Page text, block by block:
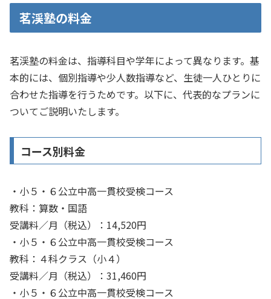
茗渓塾の料金
茗渓塾の料金は、指導科目や学年によって異なります。基
本的には、個別指導や少人数指導など、生徒一人ひとりに
合わせた指導を行うためです。以下に、代表的なプランに
ついてご説明いたします。
コース別料金
・小５・６公立中高一貫校受検コース
教科：算数・国語
受講料／月（税込）：14,520円
・小５・６公立中高一貫校受検コース
教科：４科クラス（小４）
受講料／月（税込）：31,460円
・小５・６公立中高一貫校受検コース